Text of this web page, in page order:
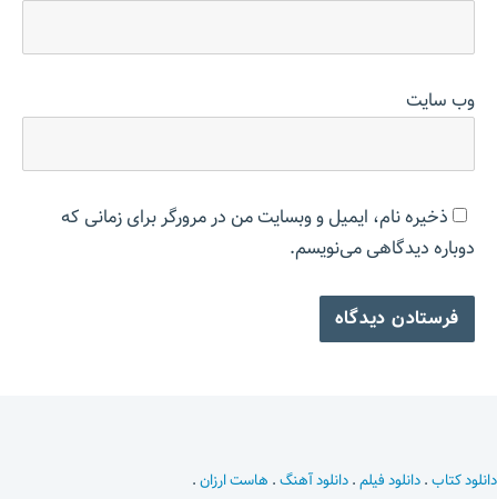
وب‌ سایت
ذخیره نام، ایمیل و وبسایت من در مرورگر برای زمانی که
دوباره دیدگاهی می‌نویسم.
دانلود کتاب.دانلود فیلم.دانلود آهنگ. هاست ارزان.